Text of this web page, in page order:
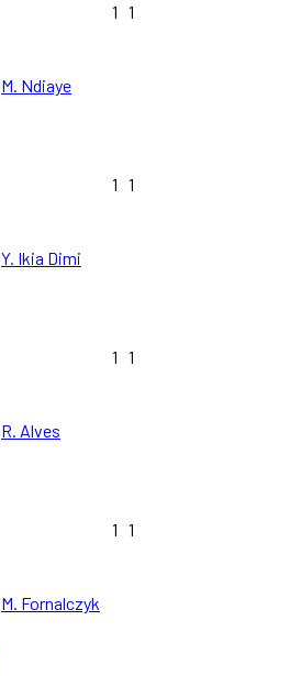
M. Ndiaye
1 1
Y. Ikia Dimi
1 1
R. Alves
1 1
M. Fornalczyk
1 1